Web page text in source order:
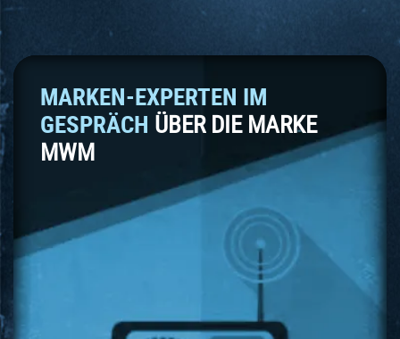
MARKEN-EXPERTEN IM
GESPRÄCH ÜBER DIE MARKE
MWM